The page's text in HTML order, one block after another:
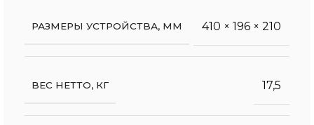
РАЗМЕРЫ УСТРОЙСТВА, ММ 410 × 196 × 210
ВЕС НЕТТО, КГ 17,5